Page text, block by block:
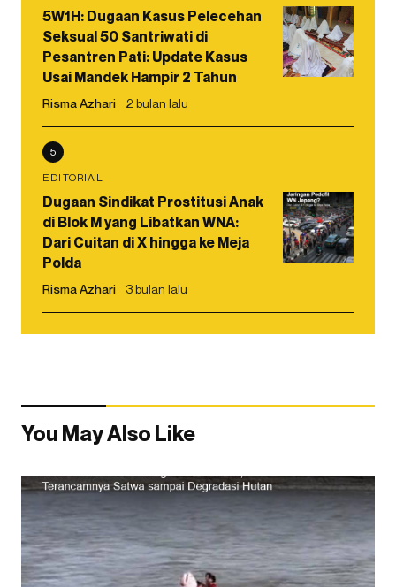
5W1H: Dugaan Kasus Pelecehan
Seksual 50 Santriwati di
Pesantren Pati: Update Kasus
Usai Mandek Hampir 2 Tahun
Risma Azhari 2 bulan lalu
5
EDITORIAL
Dugaan Sindikat Prostitusi Anak
di Blok M yang Libatkan WNA:
Dari Cuitan di X hingga ke Meja
Polda
Risma Azhari 3 bulan lalu
You May Also Like